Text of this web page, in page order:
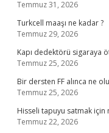
Temmuz 31, 2026
Turkcell maaşı ne kadar ?
Temmuz 29, 2026
Kapı dedektörü sigaraya
Temmuz 25, 2026
Bir dersten FF alınca ne
Temmuz 25, 2026
Hisseli tapuyu satmak için
Temmuz 22, 2026